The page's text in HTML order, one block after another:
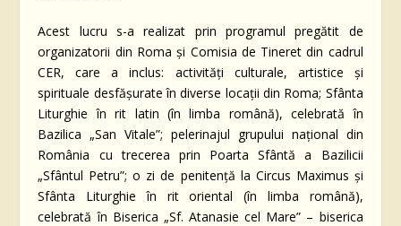
Acest lucru s-a realizat prin programul pregătit de
organizatorii din Roma și Comisia de Tineret din cadrul
CER, care a inclus: activități culturale, artistice și
spirituale desfășurate în diverse locații din Roma; Sfânta
Liturghie în rit latin (în limba română), celebrată în
Bazilica „San Vitale”; pelerinajul grupului național din
România cu trecerea prin Poarta Sfântă a Bazilicii
„Sfântul Petru”; o zi de penitență la Circus Maximus și
Sfânta Liturghie în rit oriental (în limba română),
celebrată în Biserica „Sf. Atanasie cel Mare” – biserica